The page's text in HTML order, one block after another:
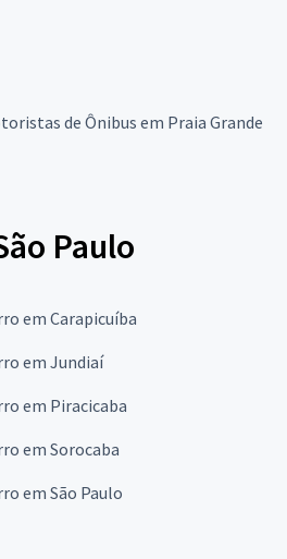
de Ônibus em Praia Grande
Paulo
em Carapicuíba
em Jundiaí
em Piracicaba
em Sorocaba
em São Paulo